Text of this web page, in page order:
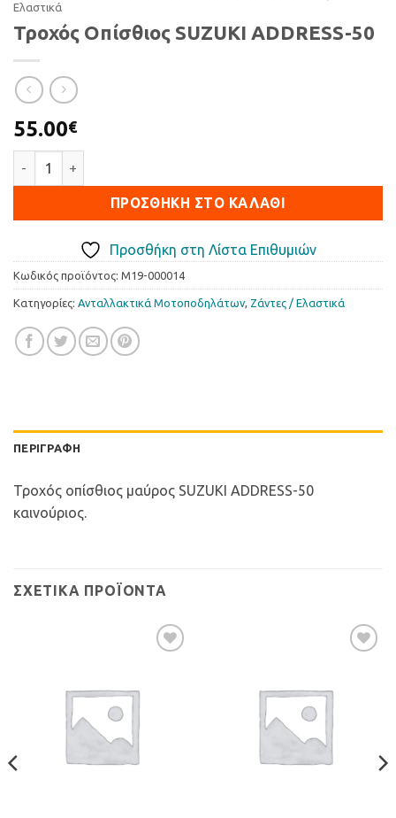
Ελαστικά
Τροχός Οπίσθιος SUZUKI ADDRESS-50
55.00€
ΠΡΟΣΘΉΚΗ ΣΤΟ ΚΑΛΆΘΙ
Προσθήκη στη Λίστα Επιθυμιών
Κωδικός προϊόντος: M19-000014
Κατηγορίες: Ανταλλακτικά Μοτοποδηλάτων Ζάντες / Ελαστικά
ΠΕΡΙΓΡΑΦΉ
Τροχός οπίσθιος μαύρος SUZUKI ADDRESS-50
καινούριος.
ΣΧΕΤΙΚΆ ΠΡΟΪΌΝΤΑ
Επιθυμιών
Επιθυμιών